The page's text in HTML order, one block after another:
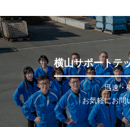
横山サポートテ
迅速・
お気軽にお問